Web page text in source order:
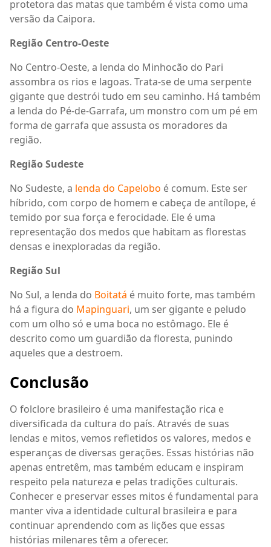
protetora das matas que também é vista como uma
versão da Caipora.
Região Centro-Oeste
No Centro-Oeste, a lenda do Minhocão do Pari
assombra os rios e lagoas. Trata-se de uma serpente
gigante que destrói tudo em seu caminho. Há também
a lenda do Pé-de-Garrafa, um monstro com um pé em
forma de garrafa que assusta os moradores da
região.
Região Sudeste
No Sudeste, a lenda do Capelobo é comum. Este ser
híbrido, com corpo de homem e cabeça de antílope, é
temido por sua força e ferocidade. Ele é uma
representação dos medos que habitam as florestas
densas e inexploradas da região.
Região Sul
No Sul, a lenda do Boitatá é muito forte, mas também
há a figura do Mapinguari, um ser gigante e peludo
com um olho só e uma boca no estômago. Ele é
descrito como um guardião da floresta, punindo
aqueles que a destroem.
Conclusão
O folclore brasileiro é uma manifestação rica e
diversificada da cultura do país. Através de suas
lendas e mitos, vemos refletidos os valores, medos e
esperanças de diversas gerações. Essas histórias não
apenas entretêm, mas também educam e inspiram
respeito pela natureza e pelas tradições culturais.
Conhecer e preservar esses mitos é fundamental para
manter viva a identidade cultural brasileira e para
continuar aprendendo com as lições que essas
histórias milenares têm a oferecer.